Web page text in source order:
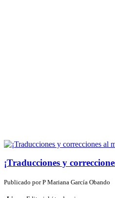
¡Traducciones y
Publicado porP Mariana García Obando